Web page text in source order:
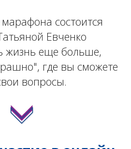
состоится
Евченко
жизнь еще больше,
где вы сможете
вопросы.